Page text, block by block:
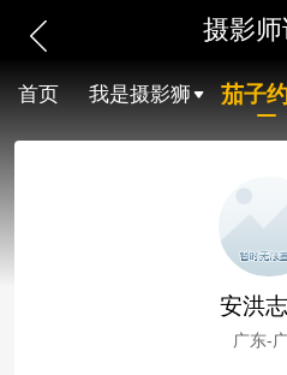
摄影
首页 我是摄影狮 茄子
安洪志
广东-